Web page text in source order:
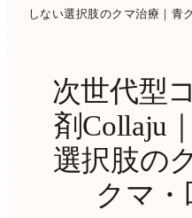
しない選択肢のクマ治療｜青
次世代型
剤Collaju
選択肢の
クマ